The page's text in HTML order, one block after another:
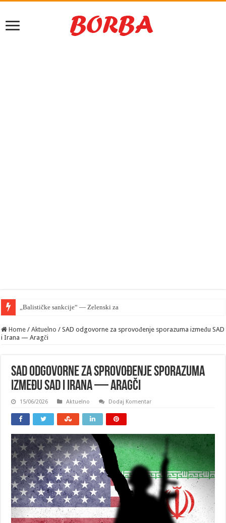
„Balističke sankcije“ — Zelenski zahteva od EU zaštiti Kij
Home / Aktuelno / SAD odgovorne za sprovođenje sporazuma između SAD
i Irana — Aragči
SAD odgovorne za sprovođenje sporazuma
između SAD i Irana — Aragči
15/06/2026 Aktuelno Dodaj Komentar